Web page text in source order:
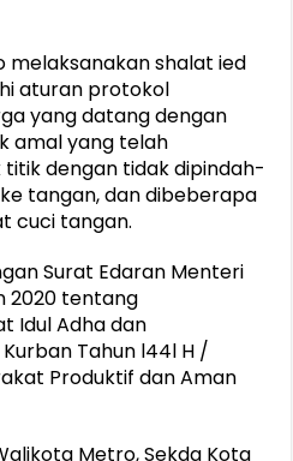
melaksanakan shalat ied
aturan protokol
yang datang dengan
amal yang telah
dengan tidak dipindah-
tangan, dan dibeberapa
cuci tangan.
Surat Edaran Menteri
2020 tentang
Idul Adha dan
Tahun l44l H /
Produktif dan Aman
Metro, Sekda Kota